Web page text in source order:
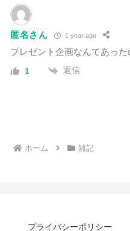
匿名さん 1 year ago
プレゼント企画なんてあっ
1 返信
ホーム 雑記
プライバシーポリシー